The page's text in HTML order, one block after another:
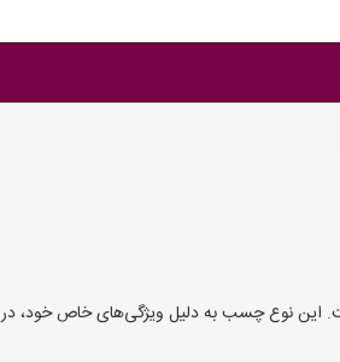
این نوع چسب به دلیل ویژگی‌های خاص خود، در